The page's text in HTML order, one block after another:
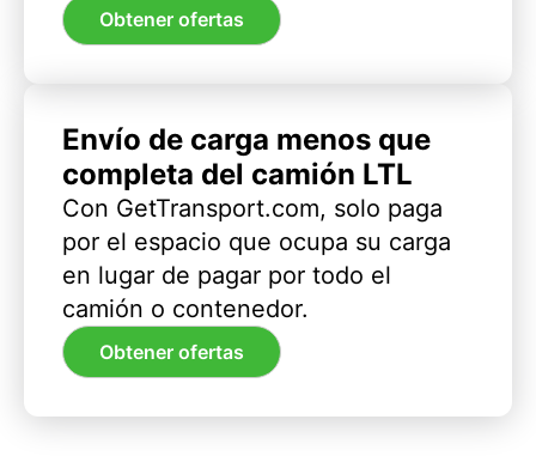
Obtener ofertas
Envío de carga menos que
completa del camión LTL
Con GetTransport.com, solo paga
por el espacio que ocupa su carga
en lugar de pagar por todo el
camión o contenedor.
Obtener ofertas